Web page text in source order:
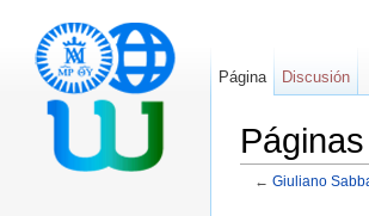
← Giuliano
Página Discusión